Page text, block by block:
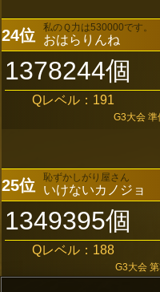
24位 私のＱ力は530000です。
おはらりんね
1378244個
Qレベル：191
G3大会 準
25位 恥ずかしがり屋さん
いけないカノジョ
1349395個
Qレベル：188
G3大会